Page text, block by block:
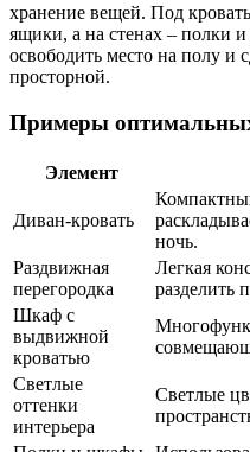
хранение вещей. Под
ящики, а на стенах – полки
освободить место на полу и
просторной.
Примеры
Элемент
Диван-кровать
ночь.
Раздвижная
перегородка
Легкая
разделить
Шкаф с
выдвижной
кроватью
Светлые
оттенки
интерьера
Светлые